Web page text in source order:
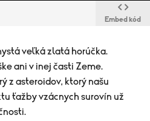
Embed kód
veľká zlatá horúčka.
ani v inej časti Zeme.
z asteroidov, ktorý našu
ťažby vzácnych surovín už